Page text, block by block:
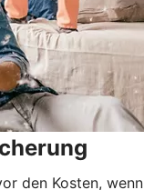
den Kosten, wenn